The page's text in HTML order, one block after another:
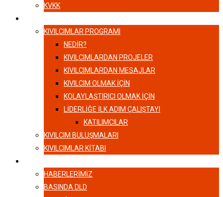
KVKK
KIVILCIMLAR PROGRAMI
NEDİR?
KIVILCIMLARDAN PROJELER
KIVILCIMLARDAN MESAJLAR
KIVILCIM OLMAK İÇİN
KOLAYLAŞTIRICI OLMAK İÇİN
LIDERLIĞE İLK ADIM ÇALIŞTAYI
KATILIMCILAR
KIVILCIM BULUŞMALARI
KIVILCIMLAR KITABI
HABERLERIMIZ
BASINDA DLD